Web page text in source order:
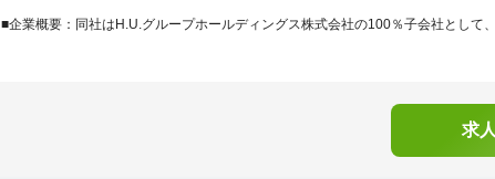
■企業概要：同社はH.U.グループホールディングス株式会社の100％子会社として
求